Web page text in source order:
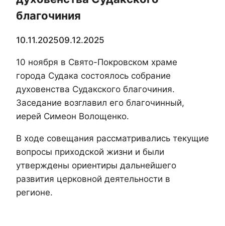
благочиния
10.11.202509.12.2025
10 ноября в Свято-Покровском храме
города Судака состоялось собрание
духовенства Судакского благочиния.
Заседание возглавил его благочинный,
иерей Симеон Волощенко.
В ходе совещания рассматривались текущие
вопросы приходской жизни и были
утверждены ориентиры дальнейшего
развития церковной деятельности в
регионе.